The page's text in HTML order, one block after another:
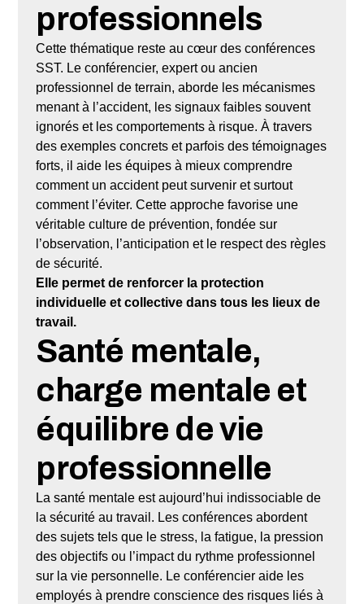
professionnels
Cette thématique reste au cœur des conférences
SST. Le conférencier, expert ou ancien
professionnel de terrain, aborde les mécanismes
menant à l’accident, les signaux faibles souvent
ignorés et les comportements à risque. À travers
des exemples concrets et parfois des témoignages
forts, il aide les équipes à mieux comprendre
comment un accident peut survenir et surtout
comment l’éviter. Cette approche favorise une
véritable culture de prévention, fondée sur
l’observation, l’anticipation et le respect des règles
de sécurité.
Elle permet de renforcer la protection
individuelle et collective dans tous les lieux de
travail.
Santé mentale,
charge mentale et
équilibre de vie
professionnelle
La santé mentale est aujourd’hui indissociable de
la sécurité au travail. Les conférences abordent
des sujets tels que le stress, la fatigue, la pression
des objectifs ou l’impact du rythme professionnel
sur la vie personnelle. Le conférencier aide les
employés à prendre conscience des risques liés à